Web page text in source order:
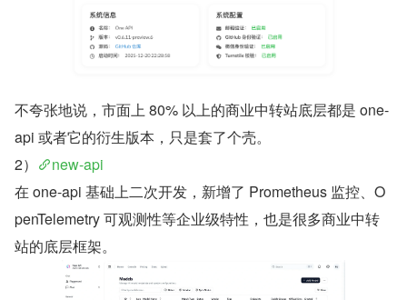
不夸张地说，市面上 80% 以上的商业中转站底层都是 one-
api 或者它的衍生版本，只是套了个壳。
2）
new-api
在 one-api 基础上二次开发，新增了 Prometheus 监控、O
penTelemetry 可观测性等企业级特性，也是很多商业中转
站的底层框架。